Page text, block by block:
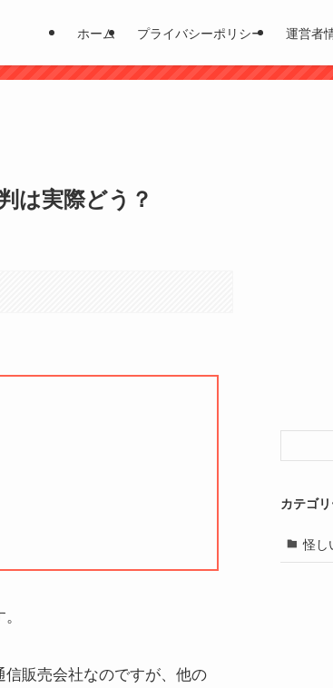
ホーム プライバシーポリシー 運営者
は実際どう？
販売会社なのですが、他の
カテゴ
怪し